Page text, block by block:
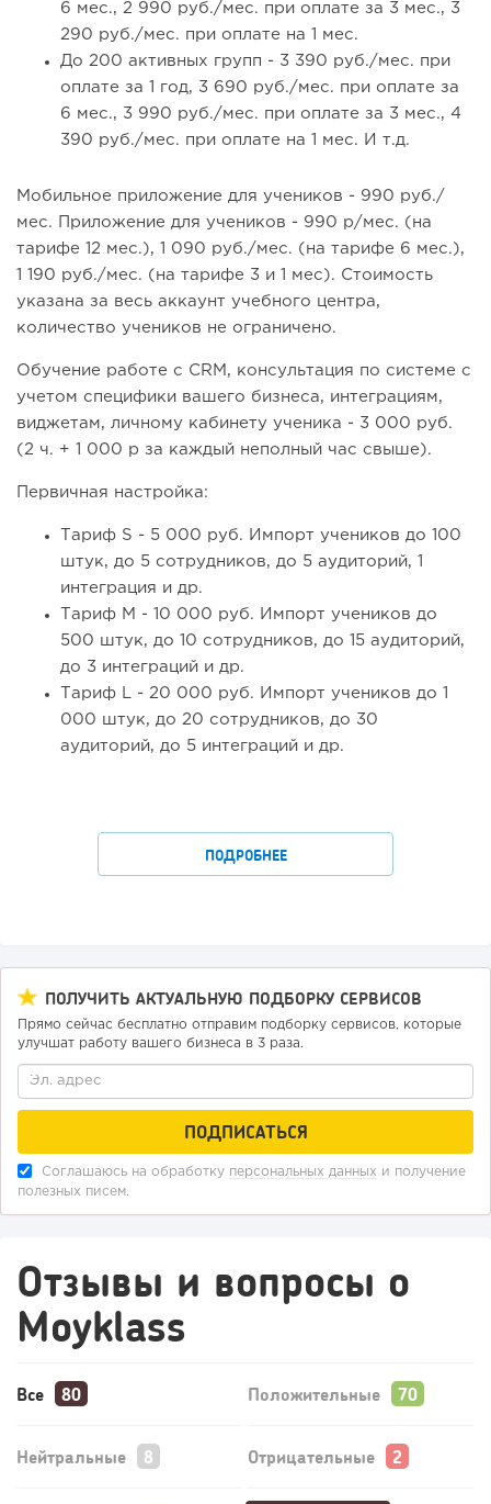
6 мес., 2 990 руб./мес. при оплате за 3 мес., 3
290 руб./мес. при оплате на 1 мес.
До 200 активных групп - 3 390 руб./мес. при
оплате за 1 год, 3 690 руб./мес. при оплате за
6 мес., 3 990 руб./мес. при оплате за 3 мес., 4
390 руб./мес. при оплате на 1 мес. И т.д.
Мобильное приложение для учеников - 990 руб./
мес. Приложение для учеников - 990 р/мес. (на
тарифе 12 мес.), 1 090 руб./мес. (на тарифе 6 мес.),
1 190 руб./мес. (на тарифе 3 и 1 мес). Стоимость
указана за весь аккаунт учебного центра,
количество учеников не ограничено.
Обучение работе с CRM, консультация по системе с
учетом специфики вашего бизнеса, интеграциям,
виджетам, личному кабинету ученика - 3 000 руб.
(2 ч. + 1 000 р за каждый неполный час свыше).
Первичная настройка:
Тариф S - 5 000 руб. Импорт учеников до 100
штук, до 5 сотрудников, до 5 аудиторий, 1
интеграция и др.
Тариф M - 10 000 руб. Импорт учеников до
500 штук, до 10 сотрудников, до 15 аудиторий,
до 3 интеграций и др.
Тариф L - 20 000 руб. Импорт учеников до 1
000 штук, до 20 сотрудников, до 30
аудиторий, до 5 интеграций и др.
ПОДРОБНЕЕ
ПОЛУЧИТЬ АКТУАЛЬНУЮ ПОДБОРКУ СЕРВИСОВ
Прямо сейчас бесплатно отправим подборку сервисов, которые
улучшат работу вашего бизнеса в 3 раза.
Соглашаюсь на обработку персональных данных и получение
полезных писем.
Отзывы и вопросы о
Moyklass
Все Положительные
Нейтральные Отрицательные